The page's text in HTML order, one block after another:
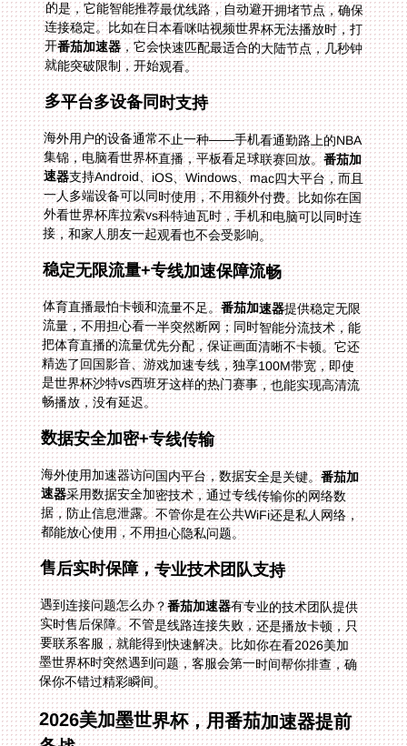
开番茄加速器，它会快速匹配最适合的大陆节点，几秒钟
就能突破限制，开始观看。
多平台多设备同时支持
海外用户的设备通常不止一种——手机看通勤路上的NBA
集锦，电脑看世界杯直播，平板看足球联赛回放。番茄加
速器支持Android、iOS、Windows、mac四大平台，而且
一人多端设备可以同时使用，不用额外付费。比如你在国
外看世界杯库拉索vs科特迪瓦时，手机和电脑可以同时连
接，和家人朋友一起观看也不会受影响。
稳定无限流量+专线加速保障流畅
体育直播最怕卡顿和流量不足。番茄加速器提供稳定无限
流量，不用担心看一半突然断网；同时智能分流技术，能
把体育直播的流量优先分配，保证画面清晰不卡顿。它还
精选了回国影音、游戏加速专线，独享100M带宽，即使
是世界杯沙特vs西班牙这样的热门赛事，也能实现高清流
畅播放，没有延迟。
数据安全加密+专线传输
海外使用加速器访问国内平台，数据安全是关键。番茄加
速器采用数据安全加密技术，通过专线传输你的网络数
据，防止信息泄露。不管你是在公共WiFi还是私人网络，
都能放心使用，不用担心隐私问题。
售后实时保障，专业技术团队支持
遇到连接问题怎么办？番茄加速器有专业的技术团队提供
实时售后保障。不管是线路连接失败，还是播放卡顿，只
要联系客服，就能得到快速解决。比如你在看2026美加
墨世界杯时突然遇到问题，客服会第一时间帮你排查，确
保你不错过精彩瞬间。
2026美加墨世界杯，用番茄加速器提前